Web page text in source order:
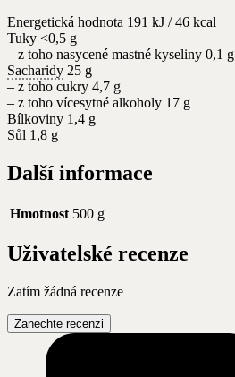
Energetická hodnota 191 kJ / 46 kcal
Tuky <0,5 g
– z toho nasycené mastné kyseliny 0,1 g
Sacharidy 25 g
– z toho cukry 4,7 g
– z toho vícesytné alkoholy 17 g
Bílkoviny 1,4 g
Sůl 1,8 g
Další informace
Hmotnost 500 g
Uživatelské recenze
Zatím žádná recenze
Zanechte recenzi